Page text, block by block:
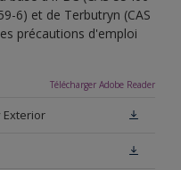
6) et de Terbutryn (CAS
précautions d'emploi
Télécharger Adobe Reader
Exterior